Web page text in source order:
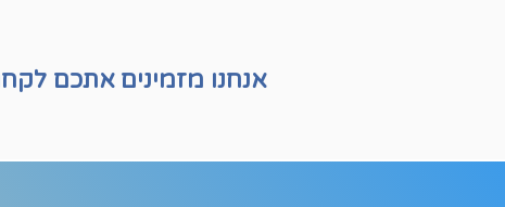
אנחנו מזמינים אתכם